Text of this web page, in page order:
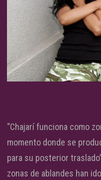
“Chajarí funciona como
momento donde se
para su posterior
zonas de ablandes han